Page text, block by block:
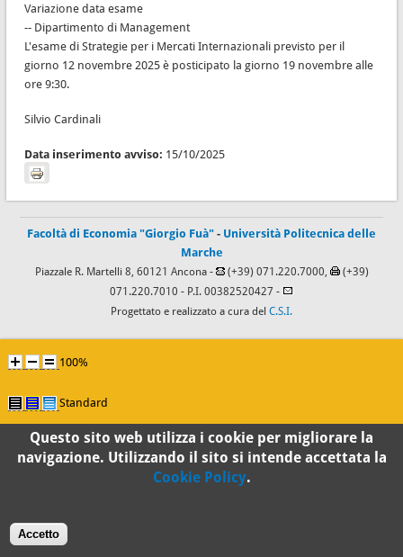
Variazione data esame
-- Dipartimento di Management
L'esame di Strategie per i Mercati Internazionali previsto per il
giorno 12 novembre 2025 è posticipato la giorno 19 novembre alle
ore 9:30.
Silvio Cardinali
Data inserimento avviso: 15/10/2025
Facoltà di Economia "Giorgio Fuà" - Università Politecnica delle
Marche
Piazzale R. Martelli 8, 60121 Ancona - (+39) 071.220.7000,
(+39)
071.220.7010 - P.I. 00382520427 -
Progettato e realizzato a cura del C.S.I.
100%
Standard
Questo sito web utilizza i cookie per migliorare la
navigazione. Utilizzando il sito si intende accettata la
Cookie Policy.
Accetto